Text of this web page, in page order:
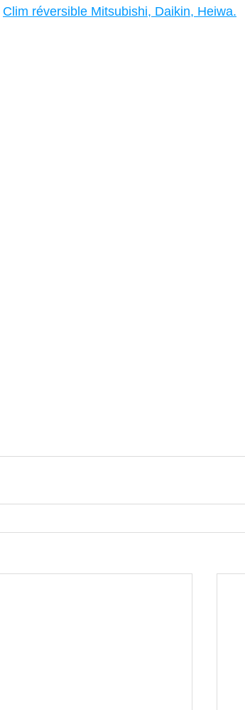
Clim réversible Mitsubishi, Daikin, Heiwa.